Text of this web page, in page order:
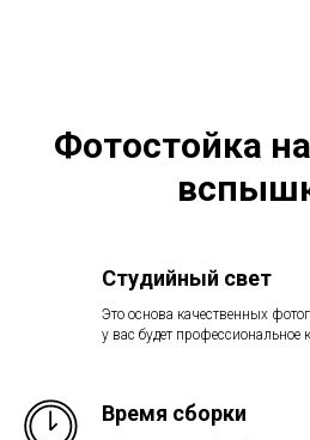
Фотостойка
Студийный свет
Это основа качественных
у вас будет профессиональное
Время сборки